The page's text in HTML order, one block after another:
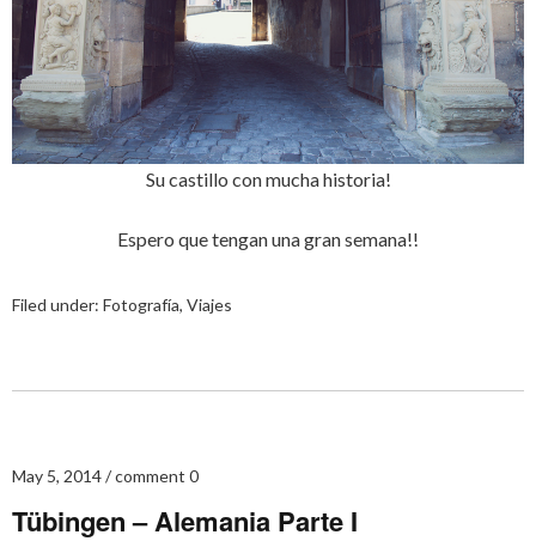
Su castillo con mucha historia!
Espero que tengan una gran semana!!
Filed under: Fotografía, Viajes
May 5, 2014 comment 0
Tübingen – Alemania Parte I